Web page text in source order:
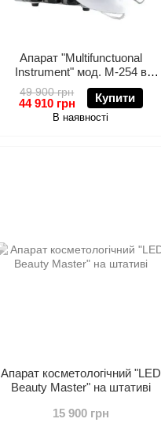
Апарат "Multifunctuonal
Instrument" мод. M-254 в
комплекті з сироватками
49 900 грн
44 910 грн Купити
В наявності
Апарат косметологічний "LED
Beauty Master" на штативі
15 900 грн